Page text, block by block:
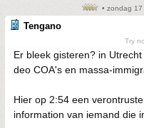
• zondag
Tengano
Try
Er bleek gisteren? in
deo COA's en massa-
Hier op 2:54 een
information van iemand die